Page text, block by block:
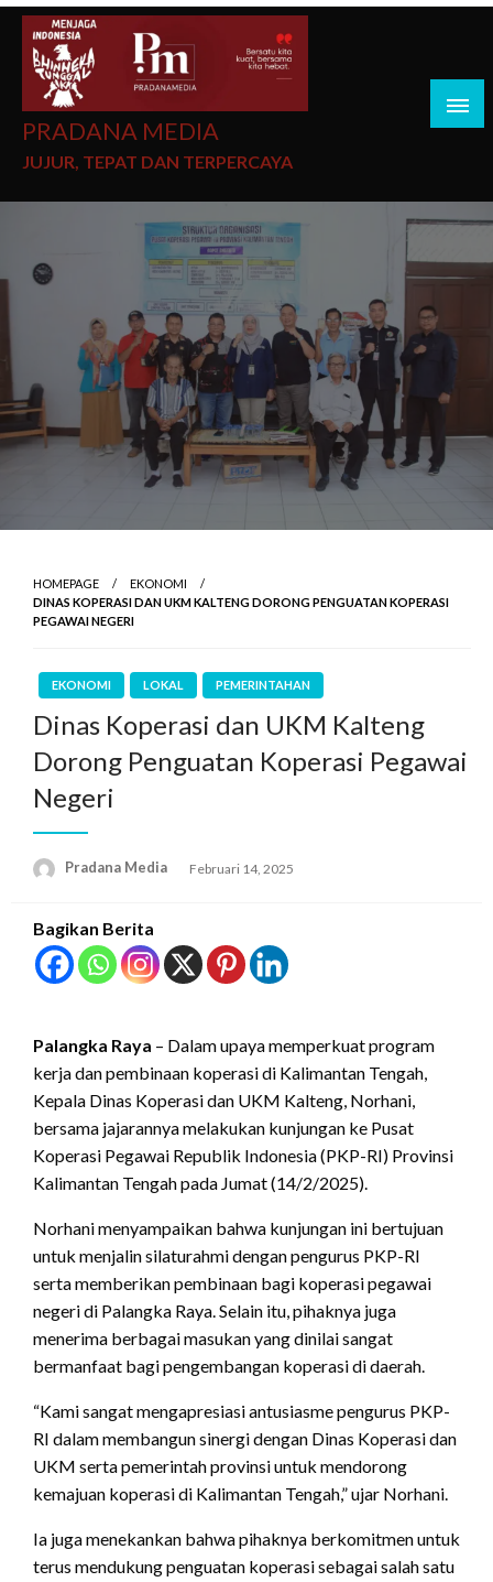
PRADANA MEDIA
JUJUR, TEPAT DAN TERPERCAYA
HOMEPAGE
EKONOMI
DINAS KOPERASI DAN UKM KALTENG DORONG PENGUATAN KOPERASI
PEGAWAI NEGERI
EKONOMI LOKAL PEMERINTAHAN
Dinas Koperasi dan UKM Kalteng
Dorong Penguatan Koperasi Pegawai
Negeri
Pradana Media Februari 14, 2025
Bagikan Berita
Palangka Raya – Dalam upaya memperkuat program
kerja dan pembinaan koperasi di Kalimantan Tengah,
Kepala Dinas Koperasi dan UKM Kalteng, Norhani,
bersama jajarannya melakukan kunjungan ke Pusat
Koperasi Pegawai Republik Indonesia (PKP-RI) Provinsi
Kalimantan Tengah pada Jumat (14/2/2025).
Norhani menyampaikan bahwa kunjungan ini bertujuan
untuk menjalin silaturahmi dengan pengurus PKP-RI
serta memberikan pembinaan bagi koperasi pegawai
negeri di Palangka Raya. Selain itu, pihaknya juga
menerima berbagai masukan yang dinilai sangat
bermanfaat bagi pengembangan koperasi di daerah.
“Kami sangat mengapresiasi antusiasme pengurus PKP-
RI dalam membangun sinergi dengan Dinas Koperasi dan
UKM serta pemerintah provinsi untuk mendorong
kemajuan koperasi di Kalimantan Tengah,” ujar Norhani.
Ia juga menekankan bahwa pihaknya berkomitmen untuk
terus mendukung penguatan koperasi sebagai salah satu